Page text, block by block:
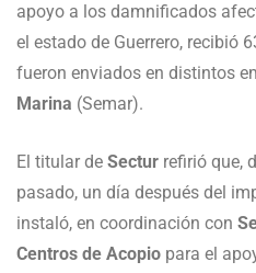
apoyo a los damnificados
el estado de Guerrero, recibió
fueron enviados en distintos
Marina (Semar).
El titular de Sectur refirió que,
pasado, un día después del
instaló, en coordinación con
Centros de Acopio para el